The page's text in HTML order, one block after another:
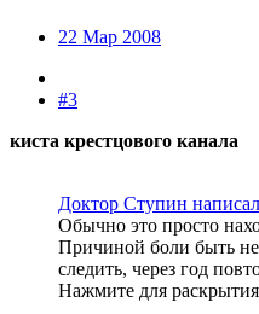
22 Мар 2008
#3
киста крестцового канала
Доктор Ступин
Обычно это просто
Причиной боли быть
следить, через год
Нажмите для